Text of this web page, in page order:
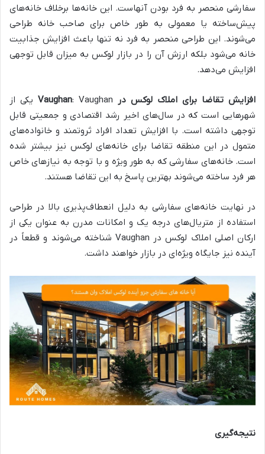
سفارشی منحصر به فرد بودن آنهاست. این خانه‌ها برخلاف خانه‌های
پیش‌ساخته یا معمولی به طور خاص برای صاحب خانه طراحی
می‌شوند. این طراحی منحصر به فرد نه تنها باعث افزایش جذابیت
خانه می‌شود بلکه ارزش آن را در بازار لوکس به میزان قابل توجهی
افزایش می‌دهد.
افزایش تقاضا برای املاک لوکس در
: Vaughan یکی از
شهرهایی است که در سال‌های اخیر رشد اقتصادی و جمعیتی قابل
توجهی داشته است. با افزایش تعداد افراد ثروتمند و خانواده‌های
متمول در این منطقه تقاضا برای خانه‌های لوکس نیز بیشتر شده
است. خانه‌های سفارشی که به طور ویژه و با توجه به نیازهای خاص
هر فرد ساخته می‌شوند بهترین پاسخ به این تقاضا هستند.
در نهایت خانه‌های سفارشی به دلیل انعطاف‌پذیری بالا در طراحی
استفاده از متریال‌های درجه یک و امکانات مدرن به عنوان یکی از
ارکان اصلی املاک لوکس در Vaughan شناخته می‌شوند و قطعاً در
آینده نیز جایگاه ویژه‌ای در بازار خواهند داشت.
نتیجه‌گیری